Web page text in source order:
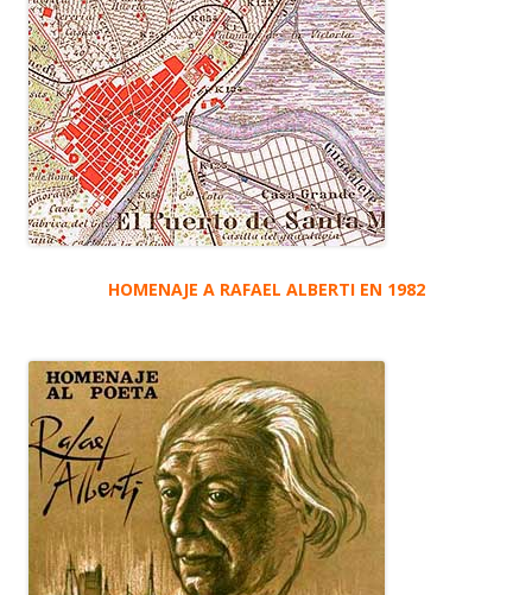
HOMENAJE A RAFAEL ALBERTI EN 1982